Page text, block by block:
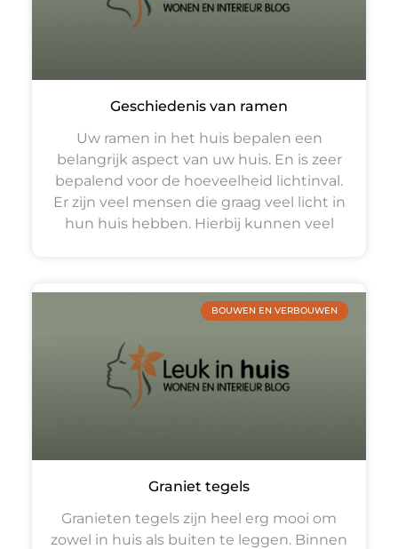
Geschiedenis van ramen
Uw ramen in het huis bepalen een
belangrijk aspect van uw huis. En is zeer
bepalend voor de hoeveelheid lichtinval.
Er zijn veel mensen die graag veel licht in
hun huis hebben. Hierbij kunnen veel
BOUWEN EN VERBOUWEN
Graniet tegels
Granieten tegels zijn heel erg mooi om
zowel in huis als buiten te leggen. Binnen